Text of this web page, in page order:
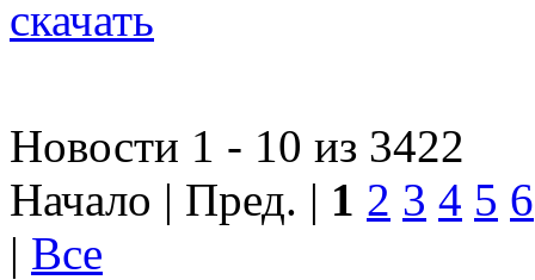
скачать
Новости 1 - 10 из 3422
Начало | Пред. | 1 2 3 4 5 6
| Все